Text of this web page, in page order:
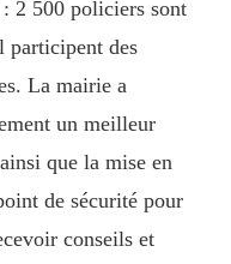
2 500 policiers sont
participent des
La mairie a
un meilleur
que la mise en
de sécurité pour
conseils et